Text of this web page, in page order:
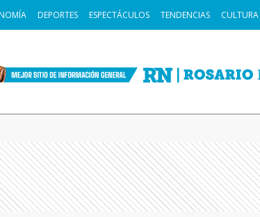
DEPORTES ESPECTÁCULOS TENDENCIAS CULTURA